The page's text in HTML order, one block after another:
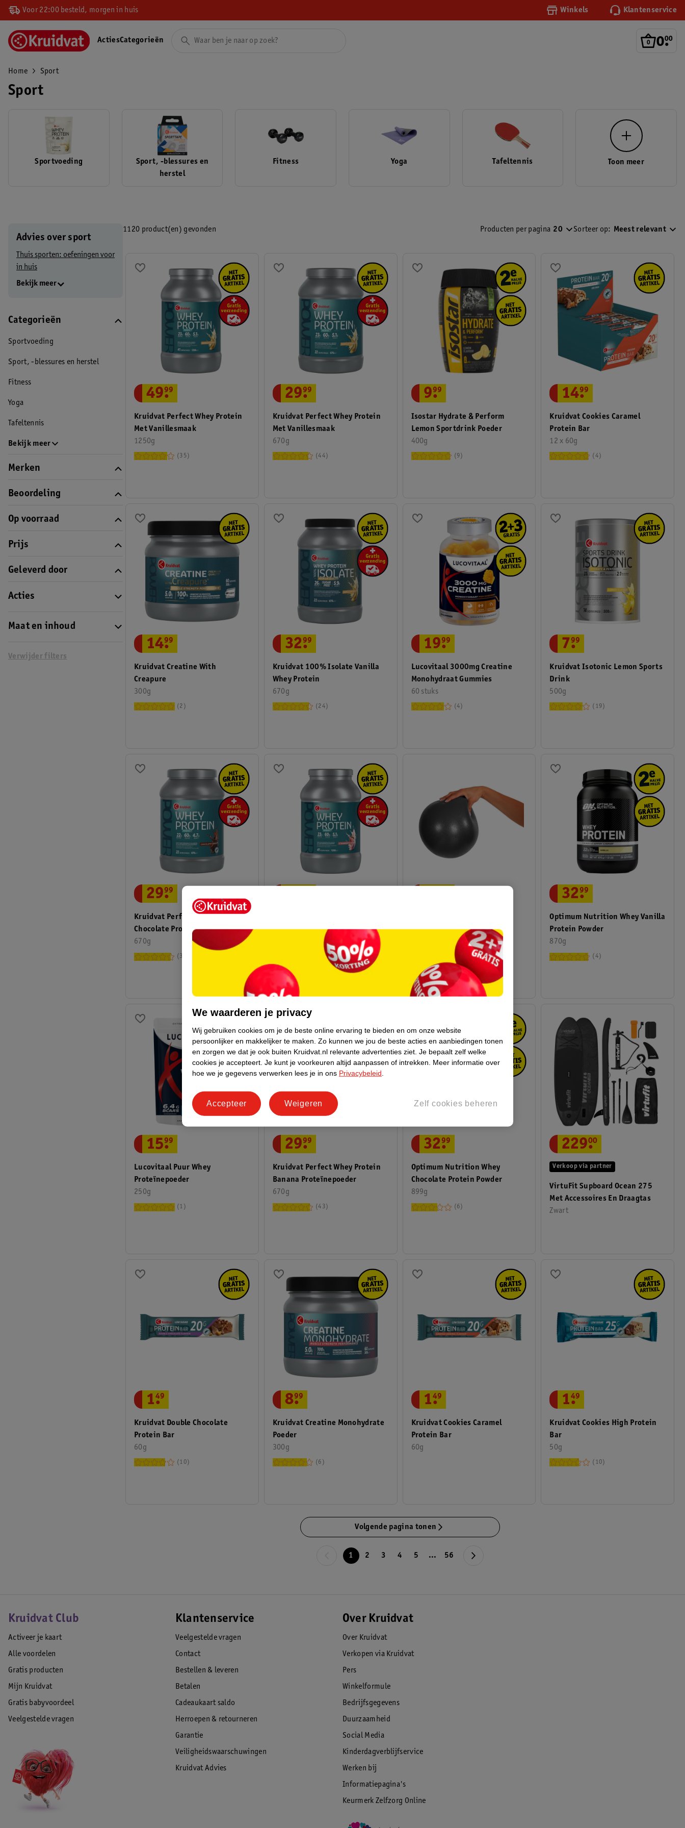
Voor 22:00 besteld, morgen in huis Winkels Klantenservice
0.
00
ActiesCategorieën
Home Sport
Sport
Sportvoeding
Sport, -blessures en
herstel
Fitness Yoga Tafeltennis
Voetbal
Sportkleding
Toon meer
Advies over sport
Thuis sporten: oefeningen voor
in huis
Bekijk meer
Categorieën
Sportvoeding
Sport, -blessures en herstel
Fitness
Yoga
Tafeltennis
Bekijk meer
Merken
Beoordeling
Op voorraad
Prijs
Geleverd door
Acties
Maat en inhoud
Verwijder filters
1120 product(en) gevonden Producten per pagina 20 Sorteer op: Meest relevant
Kruidvat Perfect Whey Protein
Met Vanillesmaak
1250g
49.
99
35
Kruidvat Perfect Whey Protein
Met Vanillesmaak
670g
29.
99
44
Isostar Hydrate & Perform
Lemon Sportdrink Poeder
400g
9.
99
9
Kruidvat Cookies Caramel
Protein Bar
12 x 60g
14.
99
4
Kruidvat Creatine With
Creapure
300g
14.
99
2
Kruidvat 100% Isolate Vanilla
Whey Protein
670g
32.
99
24
Lucovitaal 3000mg Creatine
Monohydraat Gummies
60 stuks
19.
99
4
Kruidvat Isotonic Lemon Sports
Drink
500g
7.
99
19
Kruidvat Perfect Whey Protein
Chocolate Proteïnepoeder
670g
29.
99
34
Met Aardbeismaak
23
Mambo Max Pilates Bal
Zwart, 25 - 27 cm
Optimum Nutrition Whey Vanilla
Protein Powder
870g
32.
99
4
Lucovitaal Puur Whey
Proteïnepoeder
250g
15.
99
1
Kruidvat Perfect Whey Protein
Banana Proteïnepoeder
670g
29.
99
43
Optimum Nutrition Whey
Chocolate Protein Powder
899g
32.
99
6
VirtuFit Supboard Ocean 275
Met Accessoires En Draagtas
Zwart
Verkoop via partner
229.
00
Kruidvat Double Chocolate
Protein Bar
60g
1.
49
10
Kruidvat Creatine Monohydrate
Poeder
300g
8.
99
6
Kruidvat Cookies Caramel
Protein Bar
60g
1.
49
Kruidvat Cookies High Protein
Bar
50g
1.
49
10
Volgende pagina tonen
1 2 3 4 5 ... 56
Kruidvat Club
Activeer je kaart
Alle voordelen
Gratis producten
Mijn Kruidvat
Gratis babyvoordeel
Veelgestelde vragen
Klantenservice
Veelgestelde vragen
Contact
Bestellen & leveren
Betalen
Cadeaukaart saldo
Herroepen & retourneren
Garantie
Veiligheidswaarschuwingen
Kruidvat Advies
Over Kruidvat
Over Kruidvat
Verkopen via Kruidvat
Pers
Winkelformule
Bedrijfsgegevens
Duurzaamheid
Social Media
Kinderdagverblijfservice
Werken bij
Informatiepagina's
Keurmerk Zelfzorg Online
We waarderen je privacy
Wij gebruiken cookies om je de beste online ervaring te bieden en om onze website
persoonlijker en makkelijker te maken. Zo kunnen we jou de beste acties en aanbiedingen tonen
en zorgen we dat je ook buiten Kruidvat.nl relevante advertenties ziet. Je bepaalt zelf welke
cookies je accepteert. Je kunt je voorkeuren altijd aanpassen of intrekken.
Meer informatie over
hoe we je gegevens verwerken lees je in ons Privacybeleid
Zelf cookies beheren
Weigeren
Accepteer